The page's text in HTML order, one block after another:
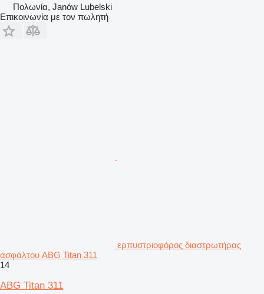
Πολωνία, Janów Lubelski
Επικοινωνία με τον πωλητή
ερπυστριοφόρος διαστρωτήρας
ασφάλτου ABG Titan 311
14
ABG Titan 311